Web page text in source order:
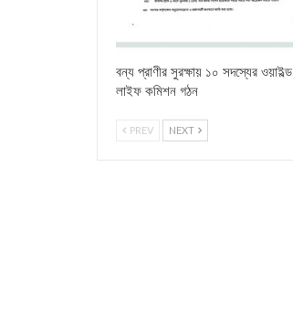
বন্য প্রাণীর সুরক্ষায় ১০ সদস্যের ওয়াইল্ড
লাইফ কমিশন গঠন
PREV NEXT